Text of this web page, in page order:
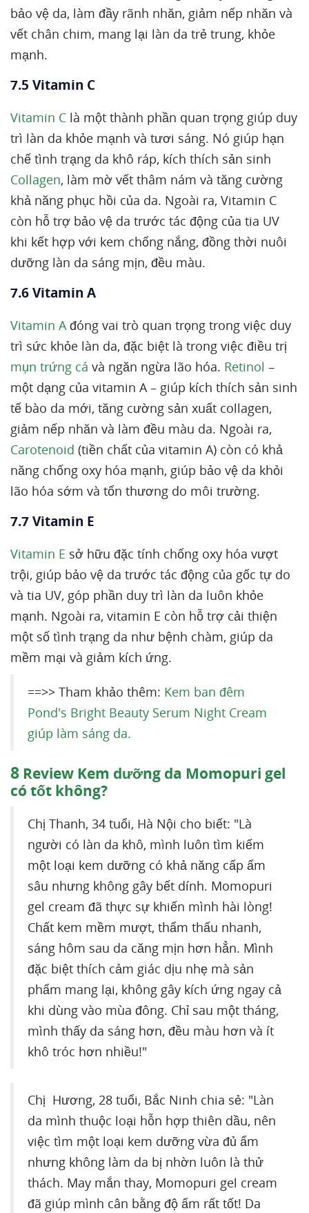
bảo vệ da, làm đầy rãnh nhăn, giảm nếp nhăn và
vết chân chim, mang lại làn da trẻ trung, khỏe
mạnh.
7.5 Vitamin C
Vitamin C là một thành phần quan trọng giúp duy
trì làn da khỏe mạnh và tươi sáng. Nó giúp hạn
chế tình trạng da khô ráp, kích thích sản sinh
Collagen, làm mờ vết thâm nám và tăng cường
khả năng phục hồi của da. Ngoài ra, Vitamin C
còn hỗ trợ bảo vệ da trước tác động của tia UV
khi kết hợp với kem chống nắng, đồng thời nuôi
dưỡng làn da sáng mịn, đều màu.
7.6 Vitamin A
Vitamin Ađóng vai trò quan trọng trong việc duy
trì sức khỏe làn da, đặc biệt là trong việc điều trị
mụn trứng cá và ngăn ngừa lão hóa. Retinol –
một dạng của vitamin A – giúp kích thích sản sinh
tế bào da mới, tăng cường sản xuất collagen,
giảm nếp nhăn và làm đều màu da. Ngoài ra,
Carotenoid (tiền chất của vitamin A) còn có khả
năng chống oxy hóa mạnh, giúp bảo vệ da khỏi
lão hóa sớm và tổn thương do môi trường.
7.7 Vitamin E
Vitamin E sở hữu đặc tính chống oxy hóa vượt
trội, giúp bảo vệ da trước tác động của gốc tự do
và tia UV, góp phần duy trì làn da luôn khỏe
mạnh. Ngoài ra, vitamin E còn hỗ trợ cải thiện
một số tình trạng da như bệnh chàm, giúp da
mềm mại và giảm kích ứng.
==>> Tham khảo thêm: Kem ban đêm
Pond's Bright Beauty Serum Night Cream
giúp làm sáng da.
8 Review Kem dưỡng da Momopuri gel
có tốt không?
Chị Thanh, 34 tuổi, Hà Nội cho biết: "Là
người có làn da khô, mình luôn tìm kiếm
một loại kem dưỡng có khả năng cấp ẩm
sâu nhưng không gây bết dính. Momopuri
gel cream đã thực sự khiến mình hài lòng!
Chất kem mềm mượt, thẩm thấu nhanh,
sáng hôm sau da căng mịn hơn hẳn. Mình
đặc biệt thích cảm giác dịu nhẹ mà sản
phẩm mang lại, không gây kích ứng ngay cả
khi dùng vào mùa đông. Chỉ sau một tháng,
mình thấy da sáng hơn, đều màu hơn và ít
khô tróc hơn nhiều!"
Chị Hương, 28 tuổi, Bắc Ninh chia sẻ: "Làn
da mình thuộc loại hỗn hợp thiên dầu, nên
việc tìm một loại kem dưỡng vừa đủ ẩm
nhưng không làm da bị nhờn luôn là thử
thách. May mắn thay, Momopuri gel cream
đã giúp mình cân bằng độ ẩm rất tốt! Da